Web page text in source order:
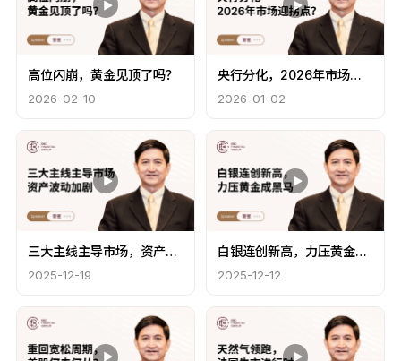
高位闪崩，黄金见顶了吗？
2026-02-10
央行分化，2026年市场迎
拐点？
2026-01-02
三大主线主导市场，资产波
动加剧
2025-12-19
白银连创新高，力压黄金成
黑马
2025-12-12